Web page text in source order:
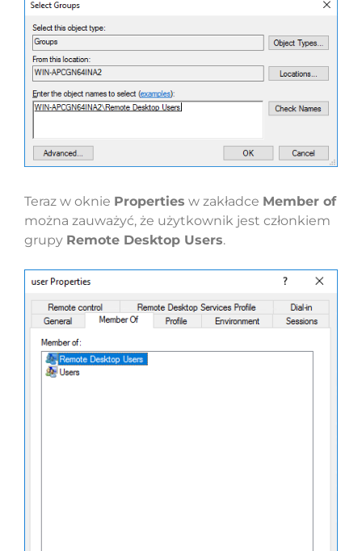
Teraz w oknie Properties w zakładce Member of
można zauważyć, że użytkownik jest członkiem
grupy Remote Desktop Users.